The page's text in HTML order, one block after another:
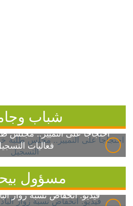
شباب
احتجاجاً على التمييز.. مجلس
فعاليات
مسؤول
فيديو: انخفاض نسبة زوار